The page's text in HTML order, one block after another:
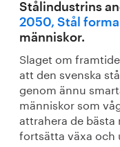
Stålindustrins
2050, Stål
människor.
Slaget om
att den svenska
genom ännu
människor som
attrahera de
fortsätta växa och